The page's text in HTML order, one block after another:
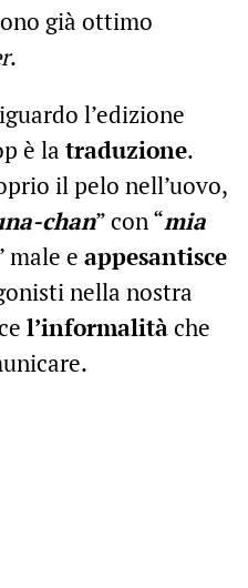
già ottimo
.
l’edizione
è la traduzione.
il pelo nell’uovo,
chan” con “mia
male e appesantisce
nella nostra
l’informalitàche